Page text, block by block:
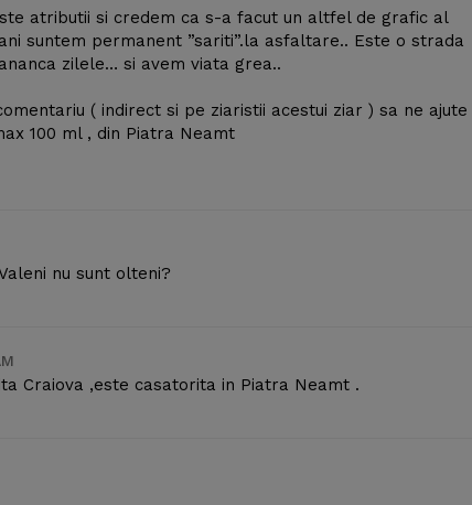
atributii si credem ca s-a facut un altfel de grafic al
suntem permanent ”sariti”.la asfaltare.. Este o strada
zilele… si avem viata grea..
( indirect si pe ziaristii acestui ziar ) sa ne ajute
100 ml , din Piatra Neamt
nu sunt olteni?
Craiova ,este casatorita in Piatra Neamt .